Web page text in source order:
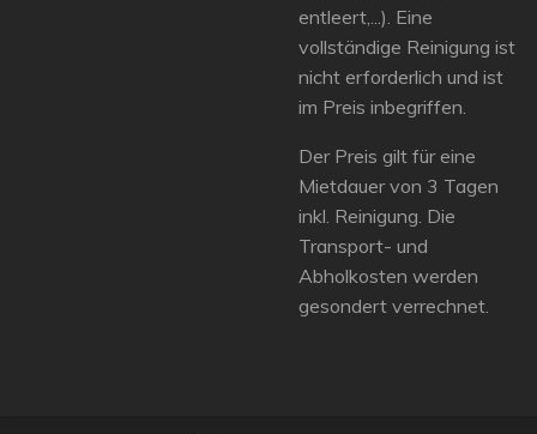
entleert,...). Eine
vollständige Reinigung ist
nicht erforderlich und ist
im Preis inbegriffen.
Der Preis gilt für eine
Mietdauer von 3 Tagen
inkl. Reinigung. Die
Transport- und
Abholkosten werden
gesondert verrechnet.